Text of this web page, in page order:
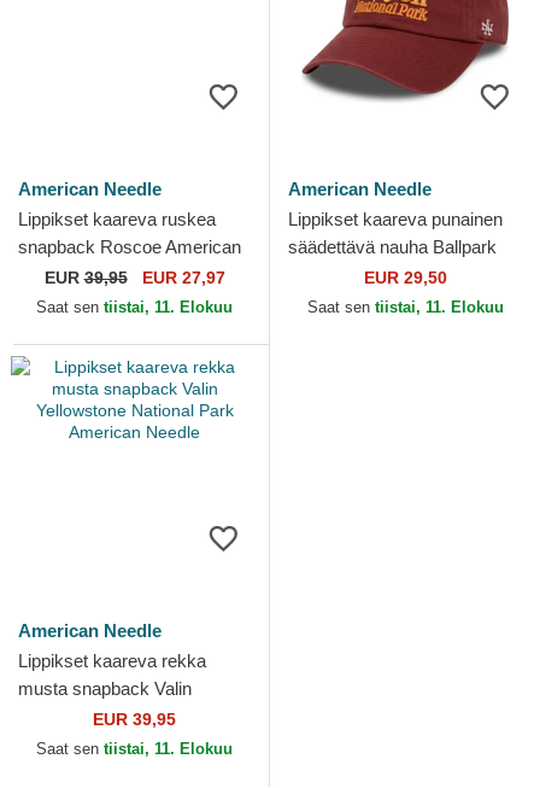
American Needle
Lippikset kaareva ruskea
snapback Roscoe American
Needle
EUR39,95 EUR 27,97
Saat sen tiistai, 11. Elokuu
American Needle
Lippikset kaareva punainen
säädettävä nauha Ballpark
American Needle
EUR 29,50
Saat sen tiistai, 11. Elokuu
American Needle
Lippikset kaareva rekka
musta snapback Valin
Yellowstone National Park
American Needle
EUR 39,95
Saat sen tiistai, 11. Elokuu